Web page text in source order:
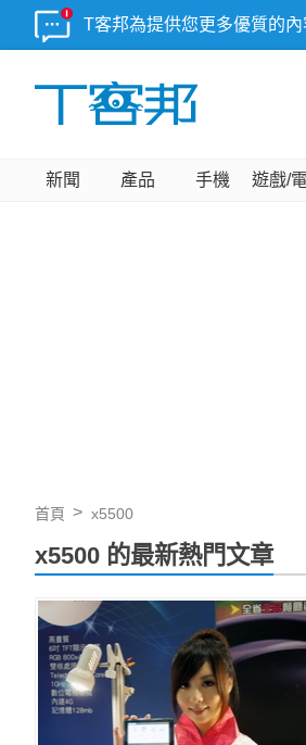
T客邦為提供您更多優質的
新聞 產品 手機 遊戲/
首頁 x5500
x5500 的最新熱門文章